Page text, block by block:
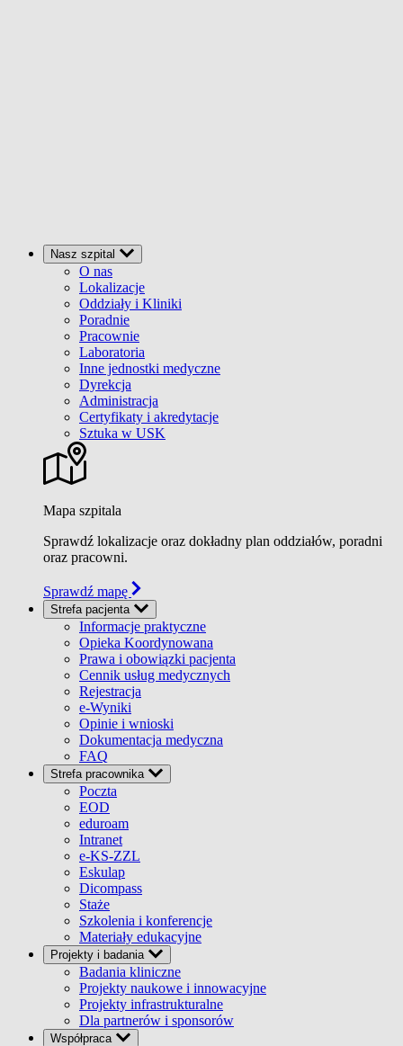
Nasz szpital
O nas
Lokalizacje
Oddziały i Kliniki
Poradnie
Pracownie
Laboratoria
Inne jednostki medyczne
Dyrekcja
Administracja
Certyfikaty i akredytacje
Sztuka w USK
Mapa szpitala
Sprawdź lokalizacje oraz dokładny plan oddziałów, poradni
oraz pracowni.
Sprawdź mapę
Strefa pacjenta
Informacje praktyczne
Opieka Koordynowana
Prawa i obowiązki pacjenta
Cennik usług medycznych
Rejestracja
e-Wyniki
Opinie i wnioski
Dokumentacja medyczna
FAQ
Strefa pracownika
Poczta
EOD
eduroam
Intranet
e-KS-ZZL
Eskulap
Dicompass
Staże
Szkolenia i konferencje
Materiały edukacyjne
Projekty i badania
Badania kliniczne
Projekty naukowe i innowacyjne
Projekty infrastrukturalne
Dla partnerów i sponsorów
Współpraca